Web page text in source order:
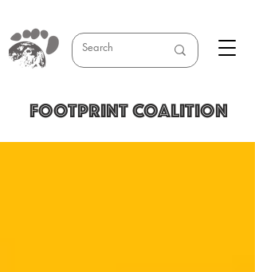
FOOTPRINT COALITION